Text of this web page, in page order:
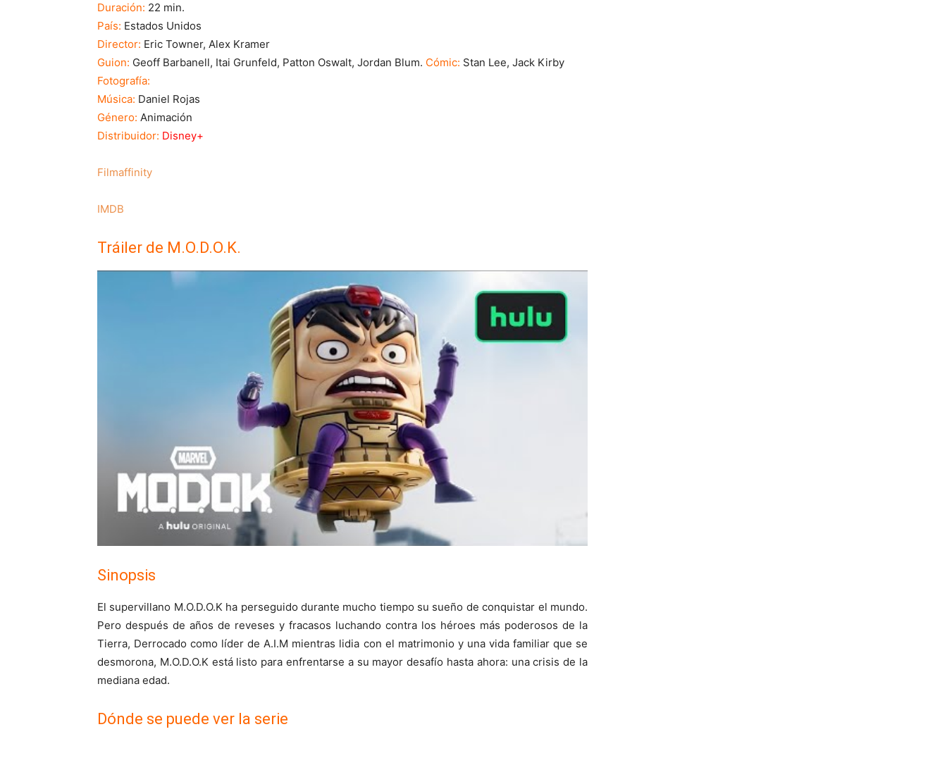
Duración: 22 min.
País: Estados Unidos
Director: Eric Towner, Alex Kramer
Guion: Geoff Barbanell, Itai Grunfeld, Patton Oswalt, Jordan Blum. Cómic: Stan Lee, Jack Kirby
Fotografía:
Música: Daniel Rojas
Género: Animación
Distribuidor: Disney+
Filmaffinity
IMDB
Tráiler de M.O.D.O.K.
Sinopsis
El supervillano M.O.D.O.K ha perseguido durante mucho tiempo su sueño de conquistar el mundo.
Pero después de años de reveses y fracasos luchando contra los héroes más poderosos de la
Tierra, Derrocado como líder de A.I.M mientras lidia con el matrimonio y una vida familiar que se
desmorona, M.O.D.O.K está listo para enfrentarse a su mayor desafío hasta ahora: una crisis de la
mediana edad.
Dónde se puede ver la serie